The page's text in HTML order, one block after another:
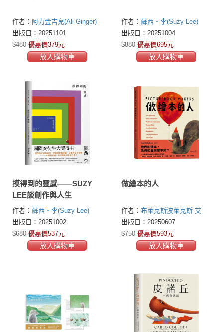
作者： 阿力金吉兒(Ali Ginger)
出版日：20251101
$480 優惠價379元
放入購物車
作者： 蘇西・李(Suzy Lee)
出版日：20251004
$880 優惠價695元
放入購物車
摸得到的靈感——SUZY
LEE談創作與人生
作者： 蘇西・李(Suzy Lee)
出版日：20251002
$680 優惠價537元
放入購物車
做繪本的人
作者： 布萊克斯波萊克斯 艾
娃．林斯特(Eva Lindström)
志勇(Shaun Tan)碧翠絲．阿雷
馬娜(Beatrice Alemagna)克里
斯霍頓(Chris Haughton)凱蒂．
(Suzy Lee 이수지)柏南多・P・
卡瓦洛
伊索爾、馬努葉爾・馬
爾索、約翰娜・沙布勒
出版日：20250607
$750 優惠價593元
放入購物車